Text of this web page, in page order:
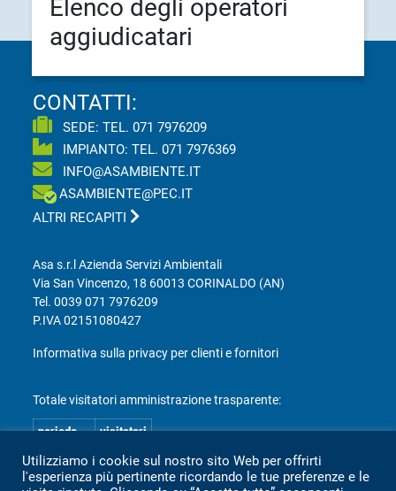
Elenco degli operatori
aggiudicatari
CONTATTI:
SEDE: TEL.071 7976209
IMPIANTO: TEL.071 7976369
INFO@ASAMBIENTE.IT
ASAMBIENTE@PEC.IT
ALTRI RECAPITI
Asa s.r.l Azienda Servizi Ambientali
Via San Vincenzo, 18 60013 CORINALDO (AN)
Tel.0039 071 7976209
P.IVA 02151080427
Informativa sulla privacy per clienti e fornitori
Totale visitatori amministrazione trasparente:
periodo
visitatori
anno 2025
2.360
anno 2024
2.097
Utilizziamo i cookie sul nostro sito Web per offrirti
l'esperienza più pertinente ricordando le tue preferenze e le